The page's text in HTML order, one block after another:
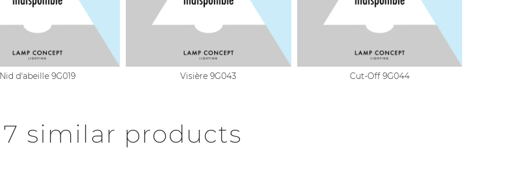
Nid d'abeille 9G019 Visière 9G043 Cut-Off 9G044
7 similar products